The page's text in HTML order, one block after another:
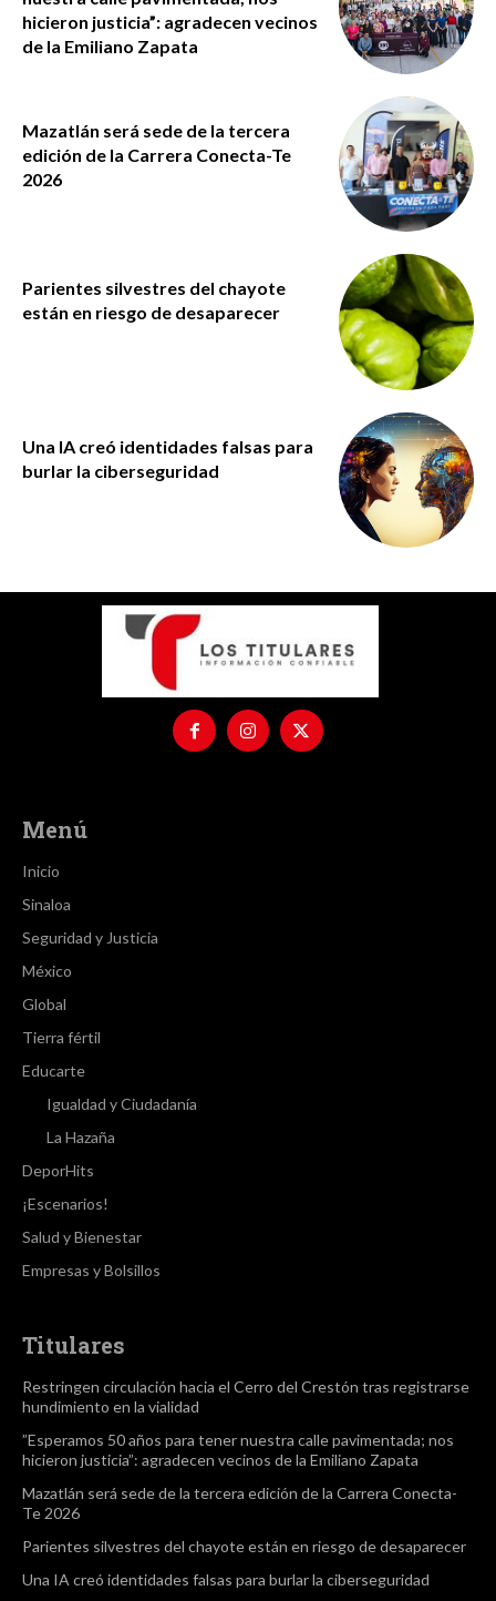
hicieron justicia”: agradecen vecinos
de la Emiliano Zapata
Mazatlán será sede de la tercera
edición de la Carrera Conecta-Te
2026
Parientes silvestres del chayote
están en riesgo de desaparecer
Una IA creó identidades falsas para
burlar la ciberseguridad
Menú
Inicio
Sinaloa
Seguridad y Justicia
México
Global
Tierra fértil
Educarte
Igualdad y Ciudadanía
La Hazaña
DeporHits
¡Escenarios!
Salud y Bienestar
Empresas y Bolsillos
Titulares
Restringen circulación hacia el Cerro del Crestón tras registrarse
hundimiento en la vialidad
”Esperamos 50 años para tener nuestra calle pavimentada; nos
hicieron justicia”: agradecen vecinos de la Emiliano Zapata
Mazatlán será sede de la tercera edición de la Carrera Conecta-
Te 2026
Parientes silvestres del chayote están en riesgo de desaparecer
Una IA creó identidades falsas para burlar la ciberseguridad